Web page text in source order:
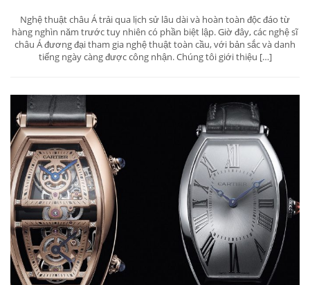
Nghệ thuật châu Á trải qua lịch sử lâu dài và hoàn toàn độc đáo từ
hàng nghìn năm trước tuy nhiên có phần biệt lập. Giờ đây, các nghệ sĩ
châu Á đương đại tham gia nghệ thuật toàn cầu, với bản sắc và danh
tiếng ngày càng được công nhận. Chúng tôi giới thiệu […]